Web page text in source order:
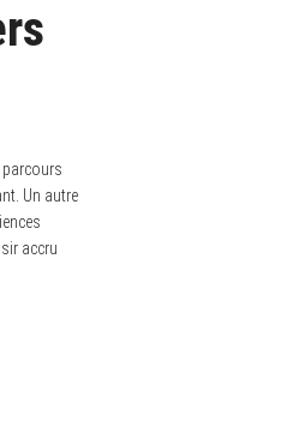
Un autre
accru